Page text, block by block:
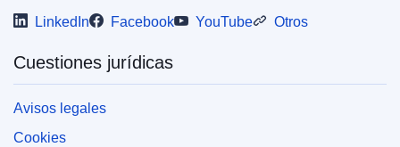
LinkedIn Facebook YouTube Otros
Cuestiones jurídicas
Avisos legales
Cookies